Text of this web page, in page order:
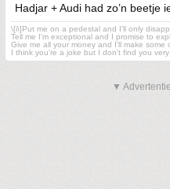
Hadjar + Audi had zo’n beetje
\[i\]Put me on a pedestal and I'll only
Tell me I'm exceptional and I promise to
Give me all your money and I'll make some
I think you're a joke but I don't find you
▼